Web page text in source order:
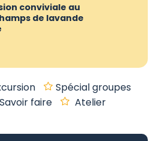
conviviale au
de lavande
Spécial groupes
Savoir faire Atelier